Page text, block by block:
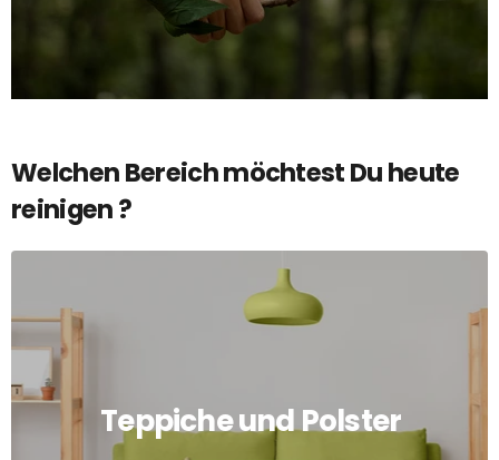
Welchen Bereich möchtest Du heute
reinigen ?
Teppiche und Polster